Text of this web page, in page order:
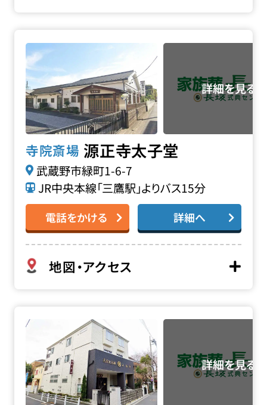
寺院斎場 源正寺太子堂
武蔵野市緑町1-6-7
JR中央本線「三鷹駅」よりバス15分
電話をかける 詳細へ
地図・アクセス